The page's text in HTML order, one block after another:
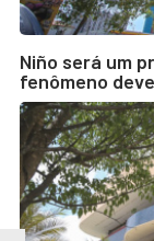
Niño será um
fenômeno